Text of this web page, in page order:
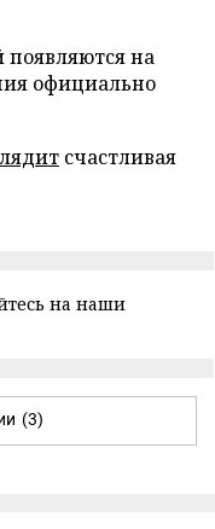
появляются на
официально
счастливая
на наши
(3)